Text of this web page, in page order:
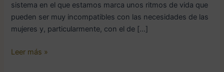
sistema en el que estamos marca unos ritmos de vida que
pueden ser muy incompatibles con las necesidades de las
mujeres y, particularmente, con el de […]
Leer más »